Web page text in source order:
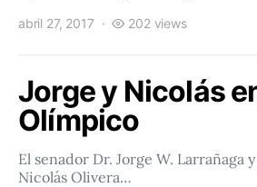
abril 27, 2017 202 views
Jorge y Nicolás
Olímpico
El senador Dr. Jorge W. Larrañaga
Nicolás Olivera…